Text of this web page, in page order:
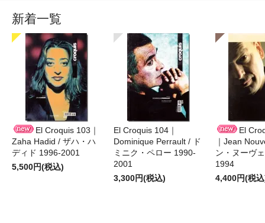
新着一覧
El Croquis 103｜
Zaha Hadid / ザハ・ハ
ディド 1996-2001
5,500円(税込)
El Croquis 104｜
Dominique Perrault / ド
ミニク・ペロー 1990-
2001
3,300円(税込)
El
｜Jean
ン・ヌーヴ
1994
4,400円(税